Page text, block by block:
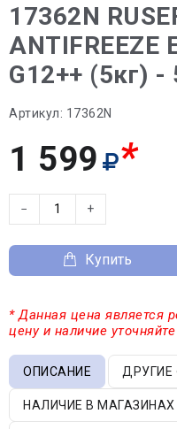
17362N
ANTIFREEZE
G12++ (5кг) -
Артикул: 17362N
1 599 *
− +
Купить
* Данная цена является
цену и наличие
ОПИСАНИЕ ДРУГИЕ
НАЛИЧИЕ В МАГАЗИНАХ